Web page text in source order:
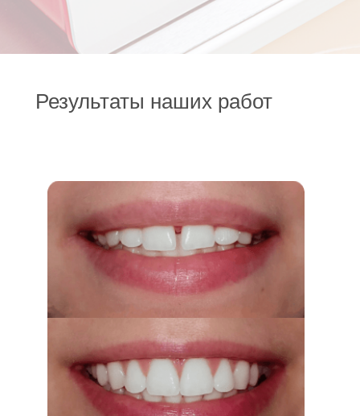
дугу. После установки пациент
посещает врача для коррекции
брекетов.
3 этап
Результаты наших работ